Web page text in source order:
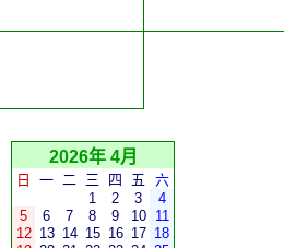
2026年 4月
日 一 二 三 四 五
六
1
2 3
4
5
6 7 8 9 10
11
12 13 14 15 16 17 18